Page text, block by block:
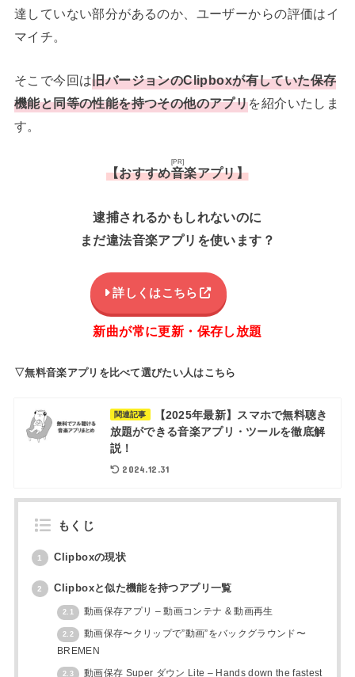
達していない部分があるのか、ユーザーからの評価はイ
マイチ。
そこで今回は旧バージョンのClipboxが有していた保存
機能と同等の性能を持つその他のアプリを紹介いたしま
す。
【おすすめ音楽アプリ】
[PR]
逮捕されるかもしれないのに
まだ違法音楽アプリを使います？
詳しくはこちら
新曲が常に更新・保存し放題
▽無料音楽アプリを比べて選びたい人はこちら
関連記事
【2025年最新】スマホで無料聴き
放題ができる音楽アプリ・ツールを徹底解
説！
2024.12.31
もくじ
1 Clipboxの現状
2 Clipboxと似た機能を持つアプリ一覧
2.1 動画保存アプリ – 動画コンテナ & 動画再生
2.2
動画保存〜クリップで”動画”をバックグラウンド〜
BREMEN
2.3
動画保存 Super ダウン Lite – Hands down the fastest